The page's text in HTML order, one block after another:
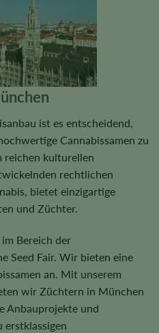
ist es entscheidend,
Cannabissamen zu
reichen kulturellen
rechtlichen
bietet einzigartige
und Züchter.
Bereich der
Seed Fair. Wir bieten eine
an. Mit unserem
wir Züchtern in München
Anbauprojekte und
erstklassigen